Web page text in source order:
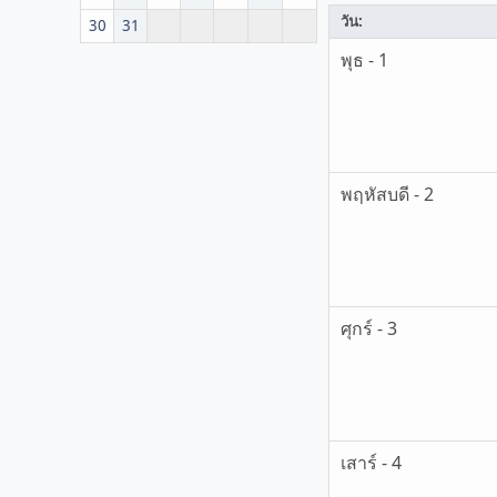
30
31 วัน:
พุธ - 1
พฤหัสบดี - 2
ศุกร์ - 3
เสาร์ - 4